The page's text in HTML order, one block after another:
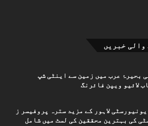
والی خبریں
بحیرۂ عرب میں زمین سے اینٹی شپ
لائیو ویپن فائرنگ
لاہور کے مزید سترہ پروفیسر ز
کی بہترین محققین کی لسٹ میں شامل